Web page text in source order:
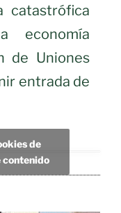
catastrófica
de Uniones
entrada de
de